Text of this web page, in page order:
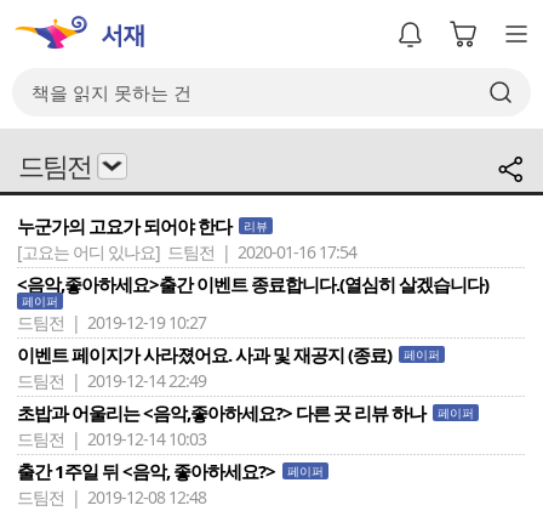
드팀전
누군가의 고요가 되어야 한다 리뷰
[고요는 어디 있나요] 드팀전 | 2020-01-16 17:54
<음악,좋아하세요>출간 이벤트 종료합니다.(열심히 살겠습니다)
페이퍼
드팀전 | 2019-12-19 10:27
이벤트 페이지가 사라졌어요. 사과 및 재공지 (종료) 페이퍼
드팀전 | 2019-12-14 22:49
초밥과 어울리는 <음악,좋아하세요?> 다른 곳 리뷰 하나 페이퍼
드팀전 | 2019-12-14 10:03
출간 1주일 뒤 <음악, 좋아하세요?> 페이퍼
드팀전 | 2019-12-08 12:48